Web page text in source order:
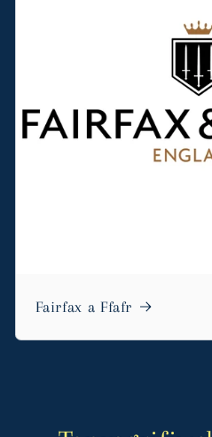
Fairfax a Ffafr